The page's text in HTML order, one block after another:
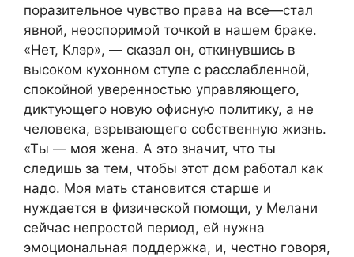
поразительное чувство права на все—стал
явной, неоспоримой точкой в нашем браке.
«Нет, Клэр», — сказал он, откинувшись в
высоком кухонном стуле с расслабленной,
спокойной уверенностью управляющего,
диктующего новую офисную политику, а не
человека, взрывающего собственную жизнь.
«Ты — моя жена. А это значит, что ты
следишь за тем, чтобы этот дом работал как
надо. Моя мать становится старше и
нуждается в физической помощи, у Мелани
сейчас непростой период, ей нужна
эмоциональная поддержка, и, честно говоря,